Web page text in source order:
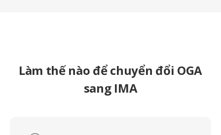
Làm thế nào để chuyển đổi OGA
sang IMA